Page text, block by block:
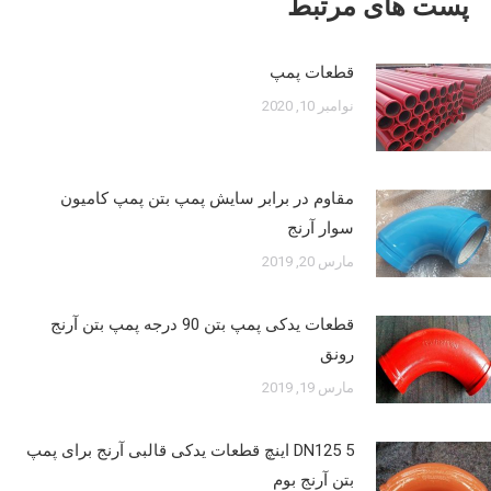
پست های مرتبط
قطعات پمپ
نوامبر 10, 2020
مقاوم در برابر سایش پمپ بتن پمپ کامیون
سوار آرنج
مارس 20, 2019
قطعات یدکی پمپ بتن 90 درجه پمپ بتن آرنج
رونق
مارس 19, 2019
DN125 5 اینچ قطعات یدکی قالبی آرنج برای پمپ
بتن آرنج بوم